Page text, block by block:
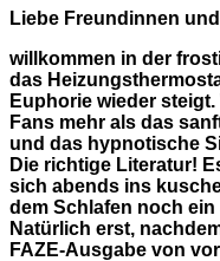
Liebe Freundinnen
willkommen in der
das
Euphorie wieder
Fans mehr als das
und das hypnotische
Die richtige Literatur!
sich abends ins
dem Schlafen noch
Natürlich erst,
FAZE-Ausgabe von